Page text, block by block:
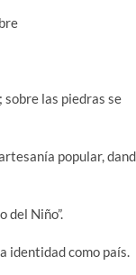
sobre las piedras se
popular,
del Niño”.
identidad como país.